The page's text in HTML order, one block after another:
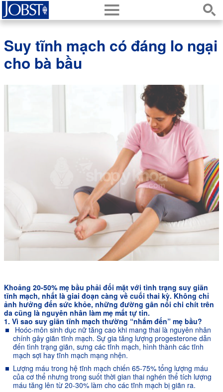
s
h
Suy tĩnh mạch có đáng lo ngại
cho bà bầu
Khoảng 20-50% mẹ bầu phải đối mặt với tình trạng suy giãn
tĩnh mạch, nhất là giai đoạn càng về cuối thai kỳ. Không chỉ
ảnh hưởng đến sức khỏe, những đường gân nổi chi chít trên
da cũng là nguyên nhân làm mẹ mất tự tin.
1. Vì sao suy giãn tĩnh mạch thường “nhắm đến” mẹ bầu?
Hoóc-môn sinh dục nữ tăng cao khi mang thai là nguyên nhân
chính gây giãn tĩnh mạch. Sự gia tăng lượng progesterone dẫn
đến tình trạng giãn, sưng các tĩnh mạch, hình thành các tĩnh
mạch sợi hay tĩnh mạch mạng nhện.
Lượng máu trong hệ tĩnh mạch chiến 65-75% tổng lượng máu
của cơ thể nhưng trong suốt thời gian thai nghén thể tích lượng
máu tăng lên từ 20-30% làm cho các tĩnh mạch bị giãn ra.